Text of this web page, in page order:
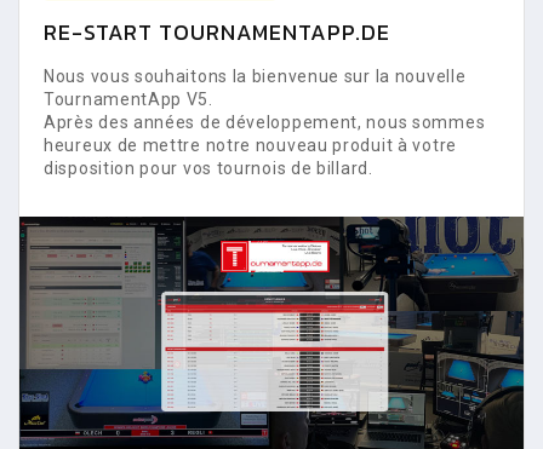
RE-START TOURNAMENTAPP.DE
Nous vous souhaitons la bienvenue sur la nouvelle
TournamentApp V5.
Après des années de développement, nous sommes
heureux de mettre notre nouveau produit à votre
disposition pour vos tournois de billard.